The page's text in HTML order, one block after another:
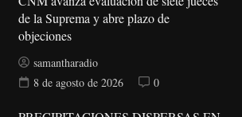
de la Suprema y abre plazo de
objeciones
samantharadio
8 de agosto de 2026
0